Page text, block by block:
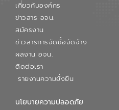
เกี่ยวกับองค์กร
ข่าวสาร อจน.
สมัครงาน
ข่าวสารการจัดซื้อจัดจ้าง
ผลงาน อจน.
ติดต่อเรา
รายงานความยั่งยืน
นโยบายความปลอดภัย